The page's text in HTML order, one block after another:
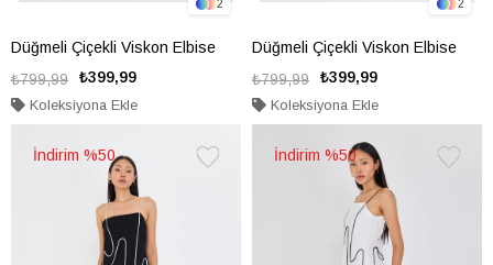
2
Düğmeli Çiçekli Viskon Elbise
₺399,99
₺799,99
Koleksiyona Ekle
2
Düğmeli Çiçekli Viskon Elbise
₺399,99
₺799,99
Koleksiyona Ekle
%50 %50